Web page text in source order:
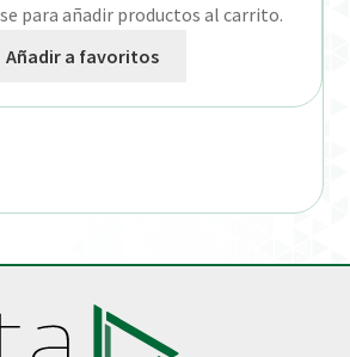
para añadir productos al carrito.
Añadir a favoritos